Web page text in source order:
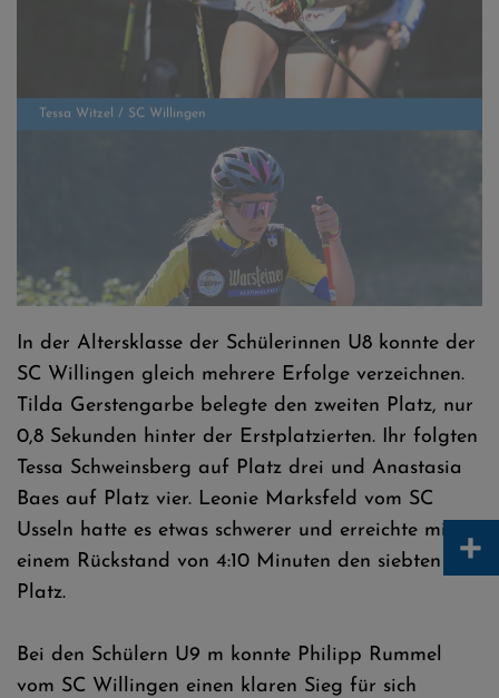
Emma Paulus / SC Willingen
In der Altersklasse der Schülerinnen U8 konnte der
SC Willingen gleich mehrere Erfolge verzeichnen.
Tilda Gerstengarbe belegte den zweiten Platz, nur
0,8 Sekunden hinter der Erstplatzierten. Ihr folgten
Tessa Schweinsberg auf Platz drei und Anastasia
Baes auf Platz vier. Leonie Marksfeld vom SC
Usseln hatte es etwas schwerer und erreichte mit
einem Rückstand von 4:10 Minuten den siebten
Platz.
Bei den Schülern U9 m konnte Philipp Rummel
vom SC Willingen einen klaren Sieg für sich
+